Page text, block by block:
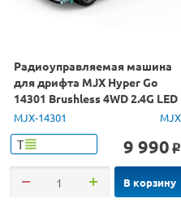
Радиоуправляемая машина
для дрифта MJX Hyper Go
14301 Brushless 4WD 2.4G LED
1/14 RTR
MJX-14301 MJX
Т 9 990 o
В корзину